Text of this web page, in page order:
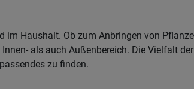
Haushalt. Ob zum Anbringen von
als auch Außenbereich. Die Vielfalt
zu finden.